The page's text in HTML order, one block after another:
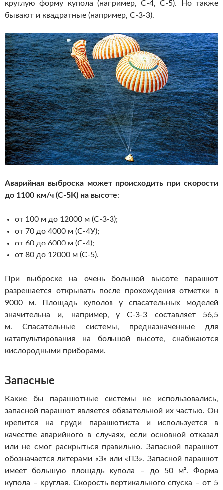
круглую форму купола (например, С-4, С-5). Но также
бывают и квадратные (например, С-3-3).
Аварийная выброска может происходить при скорости
до 1100 км/ч (С-5К) на высоте:
от 100 м до 12000 м (С-3-3);
от 70 до 4000 м (С-4У);
от 60 до 6000 м (С-4);
от 80 до 12000 м (С-5).
При выброске на очень большой высоте парашют
разрешается открывать после прохождения отметки в
9000 м. Площадь куполов у спасательных моделей
значительна и, например, у С-3-3 составляет 56,5
м. Спасательные системы, предназначенные для
катапультирования на большой высоте, снабжаются
кислородными приборами.
Запасные
Какие бы парашютные системы не использовались,
запасной парашют является обязательной их частью. Он
крепится на груди парашютиста и используется в
качестве аварийного в случаях, если основной отказал
или не смог раскрыться правильно. Запасной парашют
обозначается литерами «З» или «ПЗ». Запасной парашют
имеет большую площадь купола – до 50 м². Форма
купола – круглая. Скорость вертикального спуска – от 5